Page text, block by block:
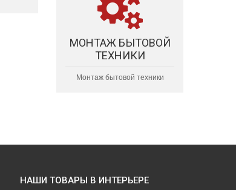
МОНТАЖ БЫТОВОЙ
ТЕХНИКИ
Монтаж бытовой техники
НАШИ ТОВАРЫ В ИНТЕРЬЕРЕ